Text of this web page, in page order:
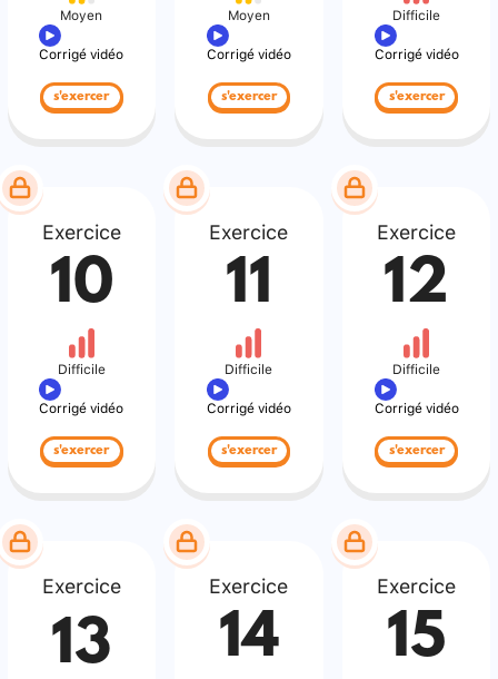
Moyen
Corrigé vidéo
s'exercer
Moyen
Corrigé vidéo
s'exercer
Difficile
Corrigé vidéo
s'exercer
Exercice
10
Difficile
Corrigé vidéo
s'exercer
Exercice
11
Difficile
Corrigé vidéo
s'exercer
Exercice
12
Difficile
Corrigé vidéo
s'exercer
Exercice
13
Exercice
14
Exercice
15